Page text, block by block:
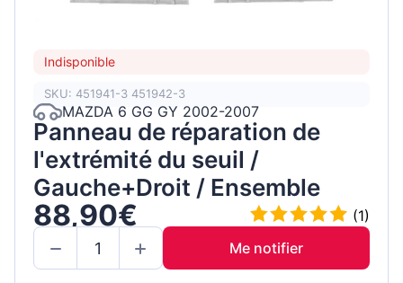
Indisponible
SKU: 451941-3 451942-3
MAZDA 6 GG GY 2002-2007
Panneau de réparation de
l'extrémité du seuil /
Gauche+Droit / Ensemble
88,90€
(1)
Me notifier